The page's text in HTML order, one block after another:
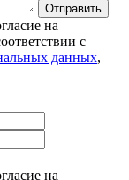
на
с
данных,
на